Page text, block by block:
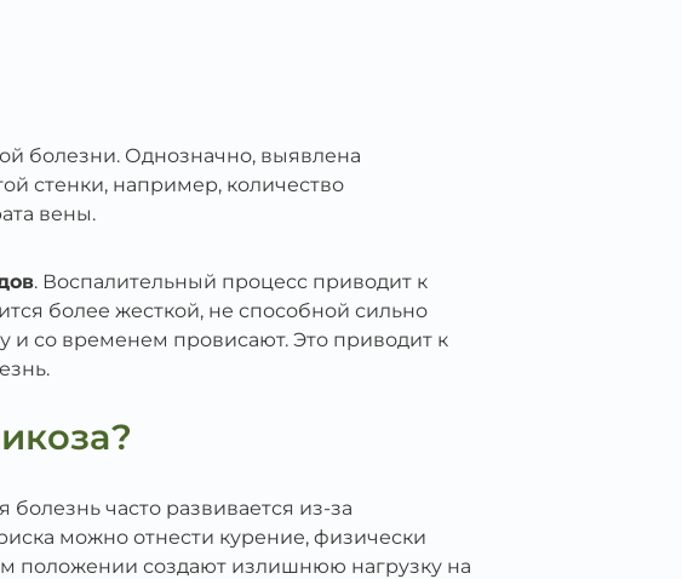
болезни. Однозначно, выявлена
стенки, например, количество
вены.
. Воспалительный процесс приводит к
более жесткой, не способной сильно
и со временем провисают. Это приводит к
болезнь часто развивается из-за
можно отнести курение, физически
положении создают излишнюю нагрузку на